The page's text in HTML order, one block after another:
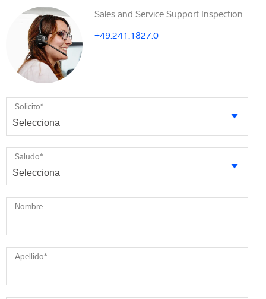
Sales and Service Support Inspection
+49.241.1827.0
Solicito*
Saludo*
Nombre
Apellido*